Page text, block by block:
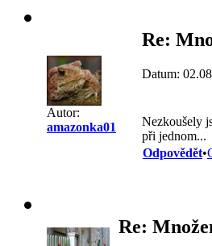
Autor:
amazonka01
Re:
Datum:
Nezkoušely
při jednom...
Odpovědět•
Re: